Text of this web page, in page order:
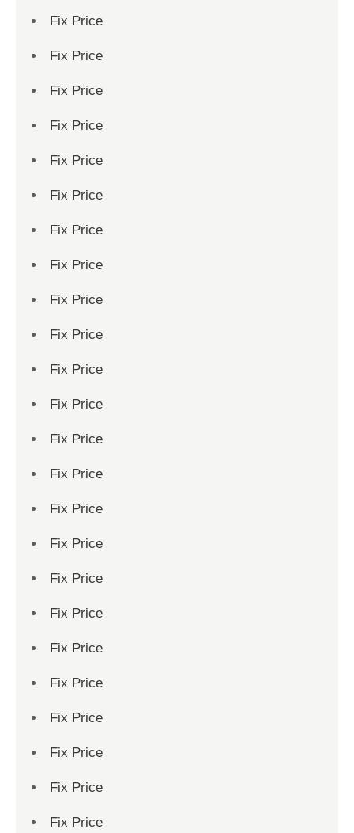
Fix Price
Fix Price
Fix Price
Fix Price
Fix Price
Fix Price
Fix Price
Fix Price
Fix Price
Fix Price
Fix Price
Fix Price
Fix Price
Fix Price
Fix Price
Fix Price
Fix Price
Fix Price
Fix Price
Fix Price
Fix Price
Fix Price
Fix Price
Fix Price